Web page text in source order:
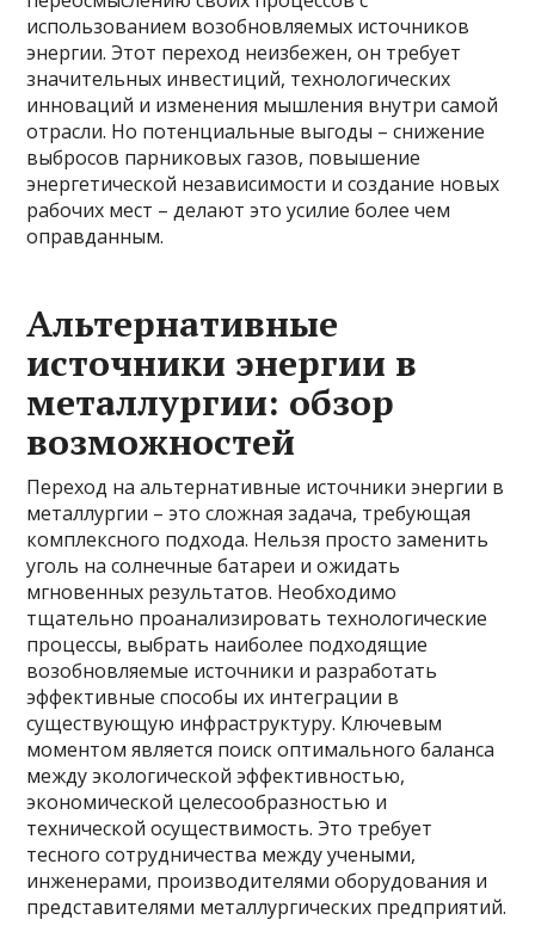
использованием возобновляемых источников
энергии. Этот переход неизбежен, он требует
значительных инвестиций, технологических
инноваций и изменения мышления внутри самой
отрасли. Но потенциальные выгоды – снижение
выбросов парниковых газов, повышение
энергетической независимости и создание новых
рабочих мест – делают это усилие более чем
оправданным.
Альтернативные
источники энергии в
металлургии: обзор
возможностей
Переход на альтернативные источники энергии в
металлургии – это сложная задача, требующая
комплексного подхода. Нельзя просто заменить
уголь на солнечные батареи и ожидать
мгновенных результатов. Необходимо
тщательно проанализировать технологические
процессы, выбрать наиболее подходящие
возобновляемые источники и разработать
эффективные способы их интеграции в
существующую инфраструктуру. Ключевым
моментом является поиск оптимального баланса
между экологической эффективностью,
экономической целесообразностью и
технической осуществимость. Это требует
тесного сотрудничества между учеными,
инженерами, производителями оборудования и
представителями металлургических предприятий.